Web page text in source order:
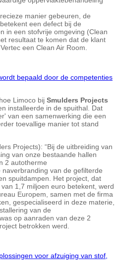
manier gebeuren, de
een defect bij de
in een stofvrije omgeving (Clean
resultaat te komen dat de klant
een Clean Air Room.
bepaald door de competenties
Limoco bij Smulders Projects
installeerde in de spuithal. Dat
van een samenwerking die een
toevallige manier tot stand
Projects): “Bij de uitbreiding van
van onze bestaande hallen
2 autotherme
van de gefilterde
spuitdampen. Het project, dat
1,7 miljoen euro betekent, werd
Europem, samen met de firma
gespecialiseerd in deze materie,
van de
op aanraden van deze 2
betrokken werd.
voor afzuiging van stof,